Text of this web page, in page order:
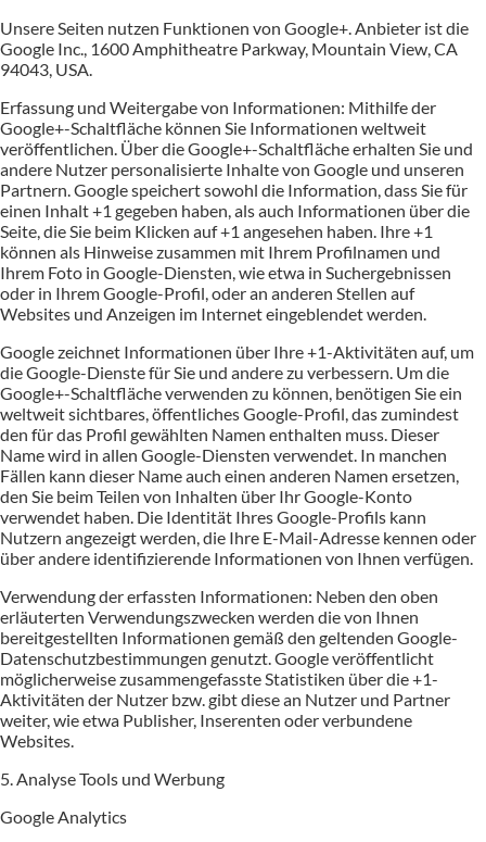
Unsere Seiten nutzen Funktionen von Google+. Anbieter ist die
Google Inc., 1600 Amphitheatre Parkway, Mountain View, CA
94043, USA.
Erfassung und Weitergabe von Informationen: Mithilfe der
Google+-Schaltfläche können Sie Informationen weltweit
veröffentlichen. Über die Google+-Schaltfläche erhalten Sie und
andere Nutzer personalisierte Inhalte von Google und unseren
Partnern. Google speichert sowohl die Information, dass Sie für
einen Inhalt +1 gegeben haben, als auch Informationen über die
Seite, die Sie beim Klicken auf +1 angesehen haben. Ihre +1
können als Hinweise zusammen mit Ihrem Profilnamen und
Ihrem Foto in Google-Diensten, wie etwa in Suchergebnissen
oder in Ihrem Google-Profil, oder an anderen Stellen auf
Websites und Anzeigen im Internet eingeblendet werden.
Google zeichnet Informationen über Ihre +1-Aktivitäten auf, um
die Google-Dienste für Sie und andere zu verbessern. Um die
Google+-Schaltfläche verwenden zu können, benötigen Sie ein
weltweit sichtbares, öffentliches Google-Profil, das zumindest
den für das Profil gewählten Namen enthalten muss. Dieser
Name wird in allen Google-Diensten verwendet. In manchen
Fällen kann dieser Name auch einen anderen Namen ersetzen,
den Sie beim Teilen von Inhalten über Ihr Google-Konto
verwendet haben. Die Identität Ihres Google-Profils kann
Nutzern angezeigt werden, die Ihre E-Mail-Adresse kennen oder
über andere identifizierende Informationen von Ihnen verfügen.
Verwendung der erfassten Informationen: Neben den oben
erläuterten Verwendungszwecken werden die von Ihnen
bereitgestellten Informationen gemäß den geltenden Google-
Datenschutzbestimmungen genutzt. Google veröffentlicht
möglicherweise zusammengefasste Statistiken über die +1-
Aktivitäten der Nutzer bzw. gibt diese an Nutzer und Partner
weiter, wie etwa Publisher, Inserenten oder verbundene
Websites.
5. Analyse Tools und Werbung
Google Analytics